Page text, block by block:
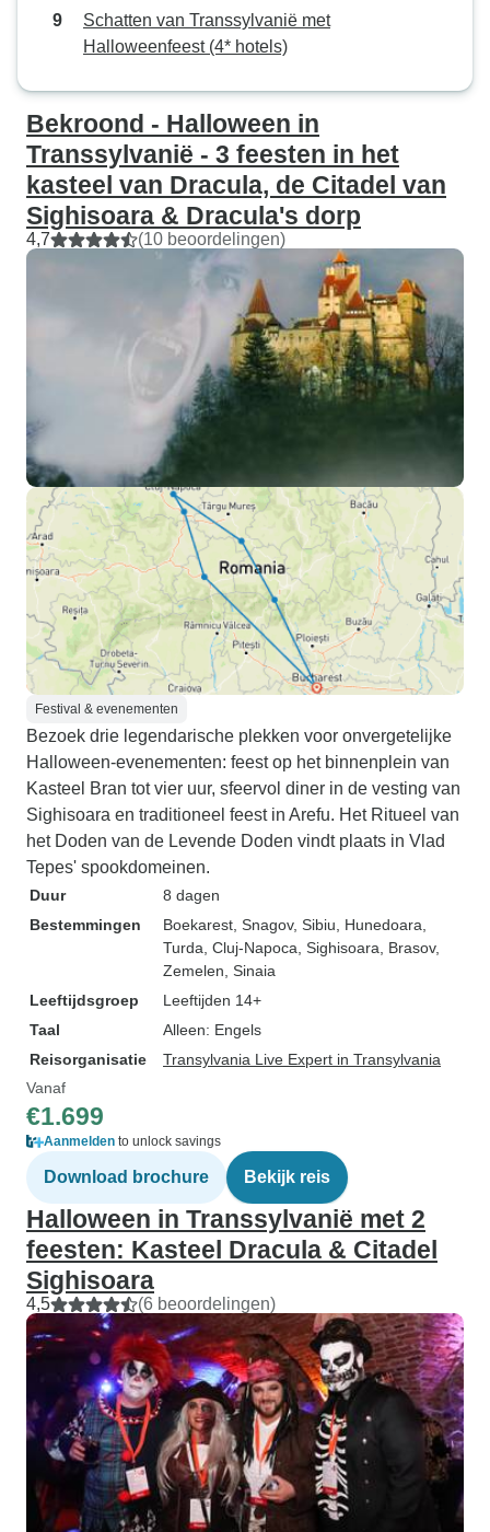
Schatten van Transsylvanië met
Halloweenfeest (4* hotels)
Bekroond - Halloween in
Transsylvanië - 3 feesten in het
kasteel van Dracula, de Citadel van
Sighisoara & Dracula's dorp
4,7 (10 beoordelingen)
Festival & evenementen
Bezoek drie legendarische plekken voor onvergetelijke
Halloween-evenementen: feest op het binnenplein van
Kasteel Bran tot vier uur, sfeervol diner in de vesting van
Sighisoara en traditioneel feest in Arefu. Het Ritueel van
het Doden van de Levende Doden vindt plaats in Vlad
Tepes' spookdomeinen.
Duur
8 dagen
Bestemmingen
Boekarest , Snagov, Sibiu , Hunedoara
Turda , Cluj-Napoca , Sighisoara , Brasov,
Zemelen , Sinaia
Leeftijdsgroep
Leeftijden 14+
Taal
Alleen: Engels
Reisorganisatie
Transylvania Live Expert in Transylvania
Vanaf
€1.699
Aanmelden to unlock savings
Download brochure Bekijk reis
Halloween in Transsylvanië met 2
feesten: Kasteel Dracula & Citadel
Sighisoara
4,5 (6 beoordelingen)